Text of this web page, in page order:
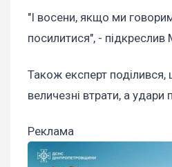
"І восени, якщо ми
посилитися", - підкреслив
Також експерт поділився,
величезні втрати, а удари
Реклама